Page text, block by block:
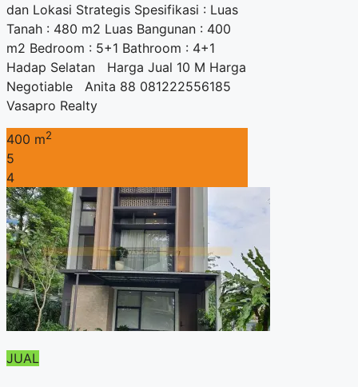
dan Lokasi Strategis Spesifikasi : Luas
Tanah : 480 m2 Luas Bangunan : 400
m2 Bedroom : 5+1 Bathroom : 4+1
Hadap Selatan Harga Jual 10 M Harga
Negotiable Anita 88 081222556185
Vasapro Realty
400 m2
5
4
JUAL